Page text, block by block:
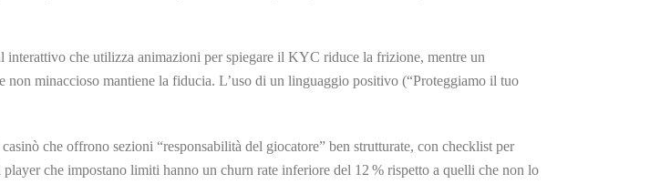
che utilizza animazioni per spiegare il KYC riduce la frizione, mentre un
minaccioso mantiene la fiducia. L’uso di un linguaggio positivo (“Proteggiamo il tuo
che offrono sezioni “responsabilità del giocatore” ben strutturate, con checklist per
che impostano limiti hanno un churn rate inferiore del 12 % rispetto a quelli che non lo